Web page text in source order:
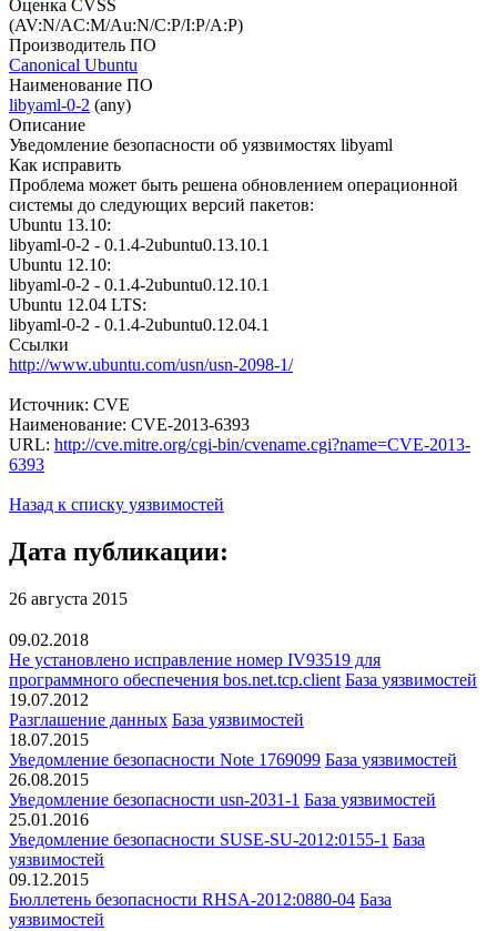
Оценка CVSS
(AV:N/AC:M/Au:N/C:P/I:P/A:P)
Производитель ПО
Canonical Ubuntu
Наименование ПО
libyaml-0-2 (any)
Описание
Уведомление безопасности об уязвимостях libyaml
Как исправить
Проблема может быть решена обновлением операционной
системы до следующих версий пакетов:
Ubuntu 13.10:
libyaml-0-2 - 0.1.4-2ubuntu0.13.10.1
Ubuntu 12.10:
libyaml-0-2 - 0.1.4-2ubuntu0.12.10.1
Ubuntu 12.04 LTS:
libyaml-0-2 - 0.1.4-2ubuntu0.12.04.1
Ссылки
http://www.ubuntu.com/usn/usn-2098-1/
Источник: CVE
Наименование: CVE-2013-6393
URL: http://cve.mitre.org/cgi-bin/cvename.cgi?name=CVE-2013-
6393
Назад к списку уязвимостей
Дата публикации:
26 августа 2015
09.02.2018
Не установлено исправление номер IV93519 для
программного обеспечения bos.net.tcp.client База уязвимостей
19.07.2012
Разглашение данных База уязвимостей
18.07.2015
Уведомление безопасности Note 1769099 База уязвимостей
26.08.2015
Уведомление безопасности usn-2031-1 База уязвимостей
25.01.2016
Уведомление безопасности SUSE-SU-2012:0155-1 База
уязвимостей
09.12.2015
Бюллетень безопасности RHSA-2012:0880-04 База
уязвимостей